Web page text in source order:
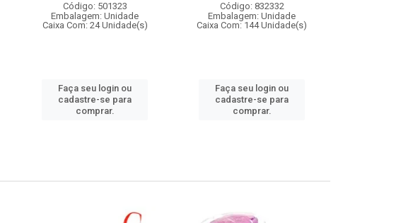
Código: 501323
Embalagem: Unidade
Caixa Com: 24 Unidade(s)
Faça seu login ou
cadastre-se para
comprar.
Código: 832332
Embalagem: Unidade
Caixa Com: 144 Unidade(s)
Faça seu login ou
cadastre-se para
comprar.